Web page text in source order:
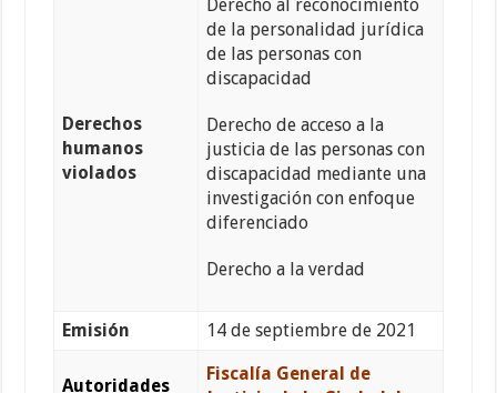
Derechos
humanos
violados
Derecho al reconocimiento
de la personalidad jurídica
de las personas con
discapacidad
Derecho de acceso a la
justicia de las personas con
discapacidad mediante una
investigación con enfoque
diferenciado
Derecho a la verdad
Emisión 14 de septiembre de 2021
Autoridades
Fiscalía General de